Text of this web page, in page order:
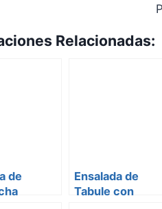
Relacionadas:
de
Ensalada de
Tabule con